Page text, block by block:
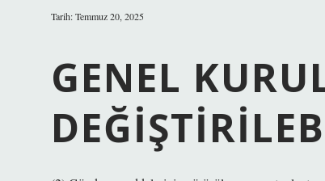
Tarih: Temmuz 20, 2025
GENEL